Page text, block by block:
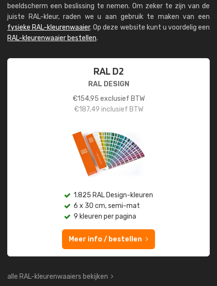
beeldscherm een beslissing te nemen. Om zeker te zijn van de
juiste RAL-kleur, raden we u aan gebruik te maken van een
fysieke RAL-kleurenwaaier. Op deze website kunt u voordelig een
RAL-kleurenwaaier bestellen.
RAL D2
RAL DESIGN
€154,95 exclusief BTW
€187,49 inclusief BTW
1.825 RAL Design-kleuren
6 x 30 cm, semi-mat
9 kleuren per pagina
Meer info / bestellen
alle RAL-kleurenwaaiers bekijken